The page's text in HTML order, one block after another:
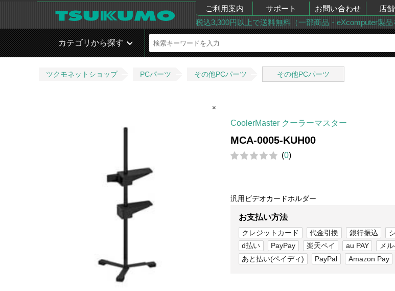
ご利用案内 サポート お問い合わせ 店
税込3,300円以上で送料無料（一部商品・eXcomputer製品
カテゴリから探す
ツクモネットショップ PCパーツ その他PCパーツ その他PCパーツ
×
CoolerMaster クーラーマスター
MCA-0005-KUH00
(0)
汎用ビデオカードホルダー
お支払い方法
クレジットカード 代金引換 銀行振込
d払い
PayPay 楽天ペイ au PAY
メ
あと払い(ペイディ)
PayPal Amazon Pay